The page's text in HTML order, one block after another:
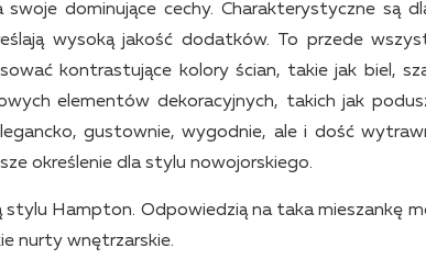
dominujące cechy. Charakterystyczne są
wysoką jakość dodatków. To przede
kontrastujące kolory ścian, takie jak biel,
elementów dekoracyjnych, takich jak
gustownie, wygodnie, ale i dość
określenie dla stylu nowojorskiego.
stylu Hampton. Odpowiedzią na taka mieszankę
nurty wnętrzarskie.